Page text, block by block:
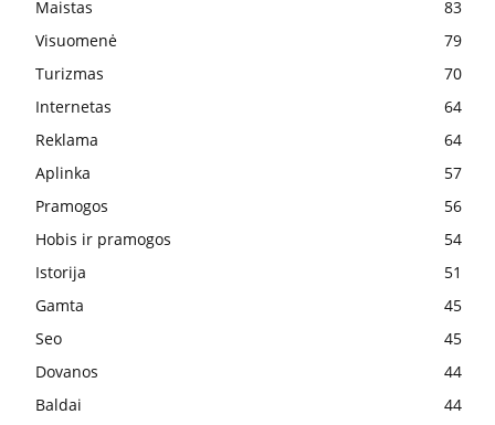
Maistas
83
Visuomenė
79
Turizmas
70
Internetas
64
Reklama
64
Aplinka
57
Pramogos
56
Hobis ir pramogos
54
Istorija
51
Gamta
45
Seo
45
Dovanos
44
Baldai
44